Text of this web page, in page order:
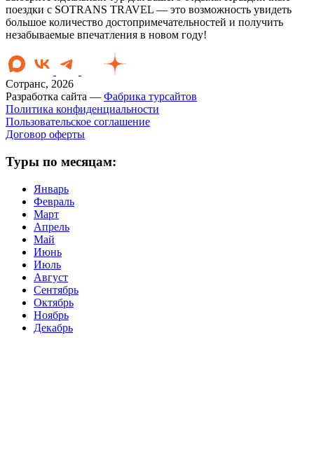
поездки с SOTRANS TRAVEL — это возможность увидеть
большое количество достопримечательностей и получить
незабываемые впечатления в новом году!
Сотранс, 2026
Разработка сайта — Фабрика турсайтов
Политика конфиденциальности
Пользовательское соглашение
Договор оферты
Туры по месяцам:
Январь
Февраль
Март
Апрель
Май
Июнь
Июль
Август
Сентябрь
Октябрь
Ноябрь
Декабрь